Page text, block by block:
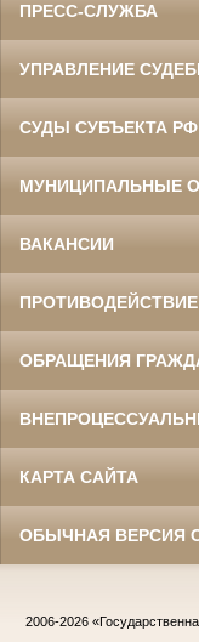
ПРЕСС-СЛУЖБА
УПРАВЛЕНИЕ
СУДЫ СУБЪЕКТА РФ
МУНИЦИПАЛЬНЫЕ
ВАКАНСИИ
ОБРАЩЕНИЯ
КАРТА САЙТА
ОБЫЧНАЯ ВЕРСИЯ
2006-2026